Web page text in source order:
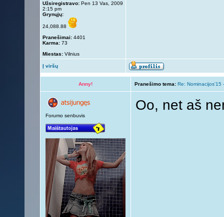
Užsiregistravo: Pen 13 Vas, 2009
2:15 pm
Grynųjų:
24,088.88
Pranešimai: 4401
Karma: 73
Miestas: Vilnius
Į viršų
Anny! Pranešimo tema: Re: Nominacijos'15
Forumo senbuvis
Oo, net aš